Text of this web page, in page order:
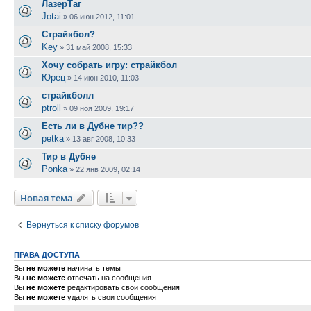
ЛазерТаг
Jotai » 06 июн 2012, 11:01
Страйкбол?
Key » 31 май 2008, 15:33
Хочу собрать игру: страйкбол
Юрец » 14 июн 2010, 11:03
страйкболл
ptroll
» 09 ноя 2009, 19:17
Есть ли в Дубне тир??
petka » 13 авг 2008, 10:33
Тир в Дубне
Ponka » 22 янв 2009, 02:14
Новая тема
Вернуться к списку форумов
ПРАВА ДОСТУПА
Вы не можете начинать темы
Вы не можете отвечать на сообщения
Вы не можете редактировать свои сообщения
Вы не можете удалять свои сообщения